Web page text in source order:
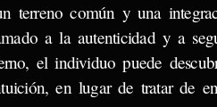
terreno común y una
a la autenticidad y a
el individuo puede
en lugar de tratar de